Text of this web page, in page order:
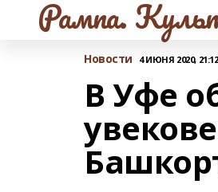
Рампа.
Новости 4 ИЮНЯ 2020, 21:12
В Уфе